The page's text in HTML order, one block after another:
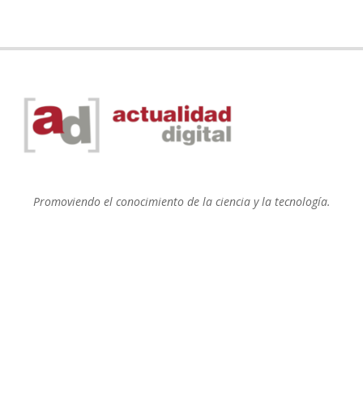
Promoviendo el conocimiento de la ciencia y la tecnología.